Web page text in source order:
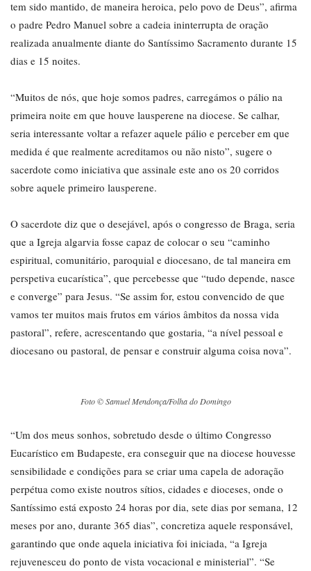
tem sido mantido, de maneira heroica, pelo povo de Deus”, afirma
o padre Pedro Manuel sobre a cadeia ininterrupta de oração
realizada anualmente diante do Santíssimo Sacramento durante 15
dias e 15 noites.
“Muitos de nós, que hoje somos padres, carregámos o pálio na
primeira noite em que houve lausperene na diocese. Se calhar,
seria interessante voltar a refazer aquele pálio e perceber em que
medida é que realmente acreditamos ou não nisto”, sugere o
sacerdote como iniciativa que assinale este ano os 20 corridos
sobre aquele primeiro lausperene.
O sacerdote diz que o desejável, após o congresso de Braga, seria
que a Igreja algarvia fosse capaz de colocar o seu “caminho
espiritual, comunitário, paroquial e diocesano, de tal maneira em
perspetiva eucarística”, que percebesse que “tudo depende, nasce
e converge” para Jesus. “Se assim for, estou convencido de que
vamos ter muitos mais frutos em vários âmbitos da nossa vida
pastoral”, refere, acrescentando que gostaria, “a nível pessoal e
diocesano ou pastoral, de pensar e construir alguma coisa nova”.
Foto © Samuel Mendonça/Folha do Domingo
“Um dos meus sonhos, sobretudo desde o último Congresso
Eucarístico em Budapeste, era conseguir que na diocese houvesse
sensibilidade e condições para se criar uma capela de adoração
perpétua como existe noutros sítios, cidades e dioceses, onde o
Santíssimo está exposto 24 horas por dia, sete dias por semana, 12
meses por ano, durante 365 dias”, concretiza aquele responsável,
garantindo que onde aquela iniciativa foi iniciada, “a Igreja
rejuvenesceu do ponto de vista vocacional e ministerial”. “Se